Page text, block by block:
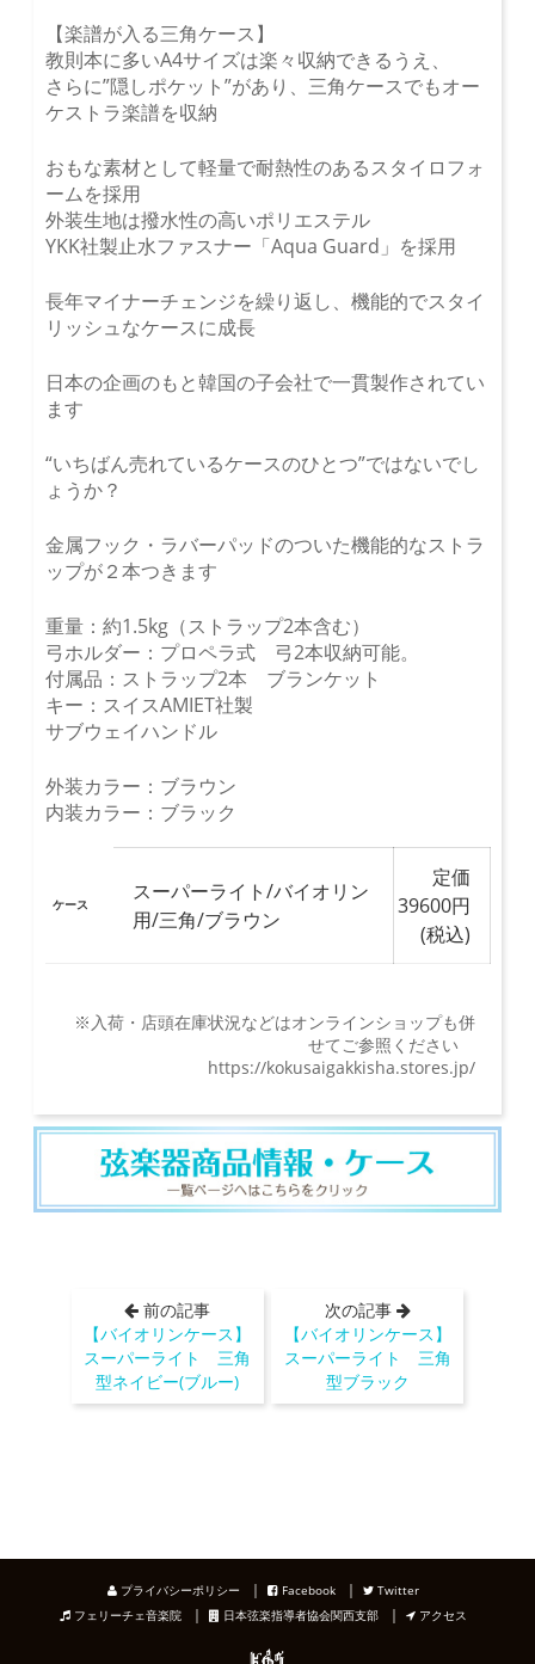
【楽譜が入る三角ケース】
教則本に多いA4サイズは楽々収納できるうえ、
さらに”隠しポケット”があり、三角ケースでもオー
ケストラ楽譜を収納
おもな素材として軽量で耐熱性のあるスタイロフォ
ームを採用
外装生地は撥水性の高いポリエステル
YKK社製止水ファスナー「Aqua Guard」を採用
長年マイナーチェンジを繰り返し、機能的でスタイ
リッシュなケースに成長
日本の企画のもと韓国の子会社で一貫製作されてい
ます
“いちばん売れているケースのひとつ”ではないでし
ょうか？
金属フック・ラバーパッドのついた機能的なストラ
ップが２本つきます
重量：約1.5kg（ストラップ2本含む）
弓ホルダー：プロペラ式 弓2本収納可能。
付属品：ストラップ2本 ブランケット
キー：スイスAMIET社製
サブウェイハンドル
外装カラー：ブラウン
内装カラー：ブラック
ケース
スーパーライト/バイオリン
用/三角/ブラウン
定価
39600円
(税込)
※入荷・店頭在庫状況などはオンラインショップも併
せてご参照ください
https://kokusaigakkisha.stores.jp/
前の記事
【バイオリンケース】
スーパーライト 三角
型ネイビー(ブルー)
次の記事
【バイオリンケース】
スーパーライト 三角
型ブラック
プライバシーポリシー ｜ Facebook ｜
Twitter
フェリーチェ音楽院
｜ 日本弦楽指導者協会関西支部 ｜ アクセス